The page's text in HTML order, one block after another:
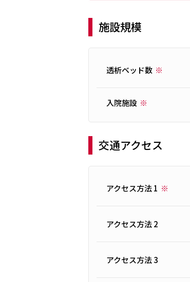
施設規模
透析ベッド数
入院施設
交通アクセス
アクセス方法 1
アクセス方法 2
アクセス方法 3